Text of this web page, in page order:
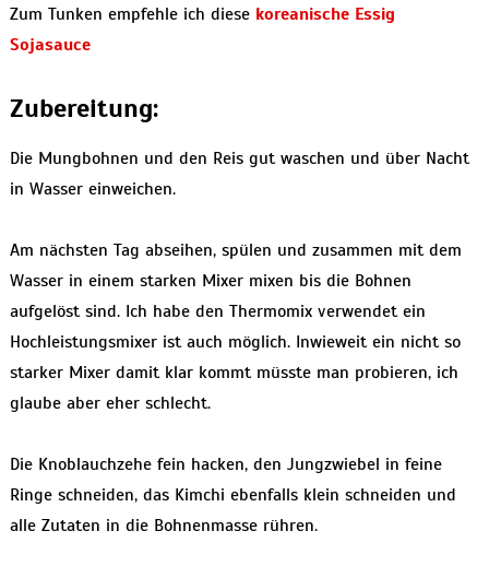
Zum Tunken empfehle ich diese koreanische Essig
Sojasauce
Zubereitung:
Die Mungbohnen und den Reis gut waschen und über Nacht
in Wasser einweichen.
Am nächsten Tag abseihen, spülen und zusammen mit dem
Wasser in einem starken Mixer mixen bis die Bohnen
aufgelöst sind. Ich habe den Thermomix verwendet ein
Hochleistungsmixer ist auch möglich. Inwieweit ein nicht so
starker Mixer damit klar kommt müsste man probieren, ich
glaube aber eher schlecht.
Die Knoblauchzehe fein hacken, den Jungzwiebel in feine
Ringe schneiden, das Kimchi ebenfalls klein schneiden und
alle Zutaten in die Bohnenmasse rühren.